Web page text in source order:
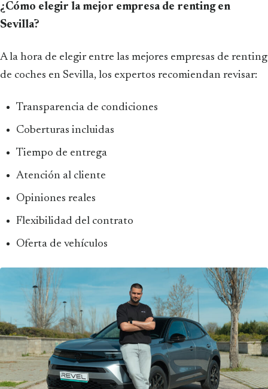
¿Cómo elegir la mejor empresa de renting en
Sevilla?
A la hora de elegir entre las mejores empresas de renting
de coches en Sevilla, los expertos recomiendan revisar:
Transparencia de condiciones
Coberturas incluidas
Tiempo de entrega
Atención al cliente
Opiniones reales
Flexibilidad del contrato
Oferta de vehículos